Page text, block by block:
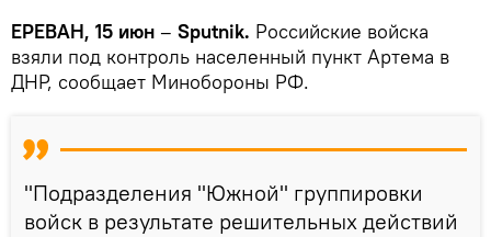
ЕРЕВАН, 15 июн – Sputnik. Российские войска
взяли под контроль населенный пункт Артема в
ДНР, сообщает Минобороны РФ.
"Подразделения "Южной" группировки
войск в результате решительных действий